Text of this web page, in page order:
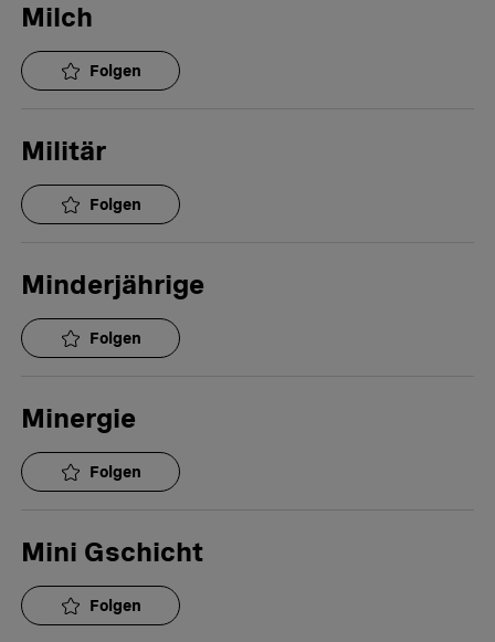
Milch
Folgen
Militär
Folgen
Minderjährige
Folgen
Minergie
Folgen
Mini Gschicht
Folgen